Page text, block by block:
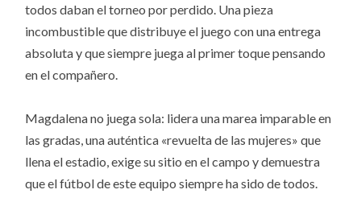
todos daban el torneo por perdido. Una pieza
incombustible que distribuye el juego con una entrega
absoluta y que siempre juega al primer toque pensando
en el compañero.
Magdalena no juega sola: lidera una marea imparable en
las gradas, una auténtica «revuelta de las mujeres» que
llena el estadio, exige su sitio en el campo y demuestra
que el fútbol de este equipo siempre ha sido de todos.